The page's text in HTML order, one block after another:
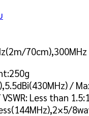
/
Less than